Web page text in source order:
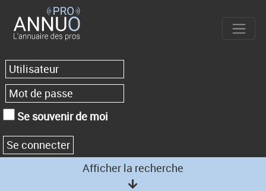
Se souvenir de moi
Afficher la recherche